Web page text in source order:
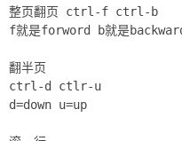
整页翻页 ctrl-f ctrl-b
f就是forword b就是
翻半页
ctrl-d ctlr-u
d=down u=up